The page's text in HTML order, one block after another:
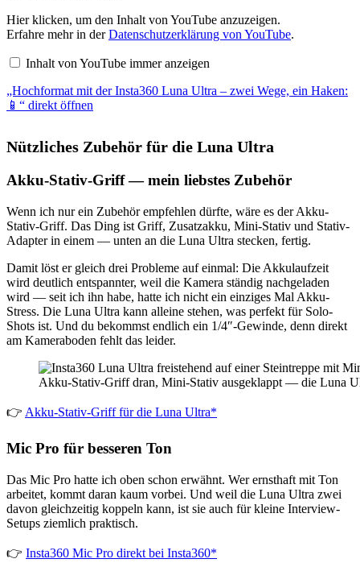
„Hochformat
mit
der
Luna
zwei
Wege,
Haken:
📱“
YouTube
anzeigen
Hier klicken, um den Inhalt von YouTube anzuzeigen.
Erfahre mehr in derDatenschutzerklärung von YouTube.
Inhalt von YouTube immer anzeigen
„Hochformat mit der Insta360 Luna Ultra – zwei Wege, ein Haken:
📱“ direkt öffnen
Nützliches Zubehör für die Luna Ultra
Akku-Stativ-Griff — mein liebstes Zubehör
Wenn ich nur ein Zubehör empfehlen dürfte, wäre es der Akku-
Stativ-Griff. Das Ding ist Griff, Zusatzakku, Mini-Stativ und Stativ-
Adapter in einem — unten an die Luna Ultra stecken, fertig.
Damit löst er gleich drei Probleme auf einmal: Die Akkulaufzeit
wird deutlich entspannter, weil die Kamera ständig nachgeladen
wird — seit ich ihn habe, hatte ich nicht ein einziges Mal Akku-
Stress. Die Luna Ultra kann alleine stehen, was perfekt für Solo-
Shots ist. Und du bekommst endlich ein 1/4″-Gewinde, denn direkt
am Kameraboden fehlt das leider.
Akku-Stativ-Griff dran, Mini-Stativ ausgeklappt — die Luna
👉 Akku-Stativ-Griff für die Luna Ultra*
Mic Pro für besseren Ton
Das Mic Pro hatte ich oben schon erwähnt. Wer ernsthaft mit Ton
arbeitet, kommt daran kaum vorbei. Und weil die Luna Ultra zwei
davon gleichzeitig koppeln kann, ist sie auch für kleine Interview-
Setups ziemlich praktisch.
👉 Insta360 Mic Pro direkt bei Insta360*